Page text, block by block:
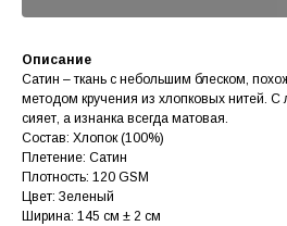
Описание
Сатин – ткань с небольшим блеском,
методом кручения из хлопковых нитей. С
сияет, а изнанка всегда матовая.
Состав: Хлопок (100%)
Плетение: Сатин
Плотность: 120 GSM
Цвет: Зеленый
Ширина: 145 см ± 2 см